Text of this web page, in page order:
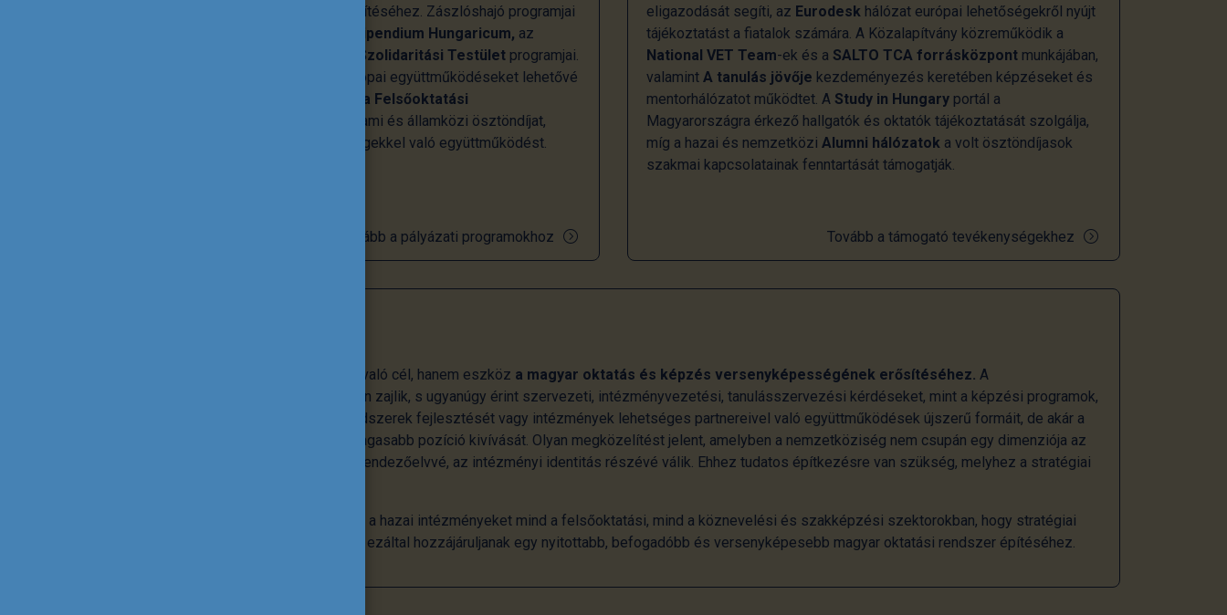
nemzetközi beágyazottságának erősítéséhez. Zászlóshajó programjai
Stipendium Hungaricum, az
Európai Szolidaritási Testület programjai.
Ezek mellett koordinálja a közép-európai együttműködéseket lehetővé
Diaszpóra Felsőoktatási
és számos állami és államközi ösztöndíjat,
valamint határon túli magyar közösségekkel való együttműködést.
Tovább a pályázati programokhoz
eligazodását segíti, az Eurodesk hálózat európai lehetőségekről nyújt
tájékoztatást a fiatalok számára. A Közalapítvány közreműködik a
National VET Team-ek és a SALTO TCA forrásközpont munkájában,
valamint A tanulás jövője kezdeményezés keretében képzéseket és
mentorhálózatot működtet. A Study in Hungary portál a
Magyarországra érkező hallgatók és oktatók tájékoztatását szolgálja,
míg a hazai és nemzetközi Alumni hálózatok a volt ösztöndíjasok
szakmai kapcsolatainak fenntartását támogatják.
Tovább a támogató tevékenységekhez
A nemzetköziesítés nem önmagáért való cél, hanem eszköz a magyar oktatás és képzés versenyképességének erősítéséhez. A
nemzetköziesítés az intézményekben zajlik, s ugyanúgy érint szervezeti, intézményvezetési, tanulásszervezési kérdéseket, mint a képzési programok,
tananyagok, innovatív pedagógiai módszerek fejlesztését vagy intézmények lehetséges partnereivel való együttműködések újszerű formáit, de akár a
különböző rangsorokon való minél magasabb pozíció kivívását. Olyan megközelítést jelent, amelyben a nemzetköziség nem csupán egy dimenziója az
intézmény életének, hanem egyfajta rendezőelvvé, az intézményi identitás részévé válik. Ehhez tudatos építkezésre van szükség, melyhez a stratégiai
A Tempus Közalapítvány abban segíti a hazai intézményeket mind a felsőoktatási, mind a köznevelési és szakképzési szektorokban, hogy stratégiai
szintre emeljék a nemzetköziesítést, ezáltal hozzájáruljanak egy nyitottabb, befogadóbb és versenyképesebb magyar oktatási rendszer építéséhez.